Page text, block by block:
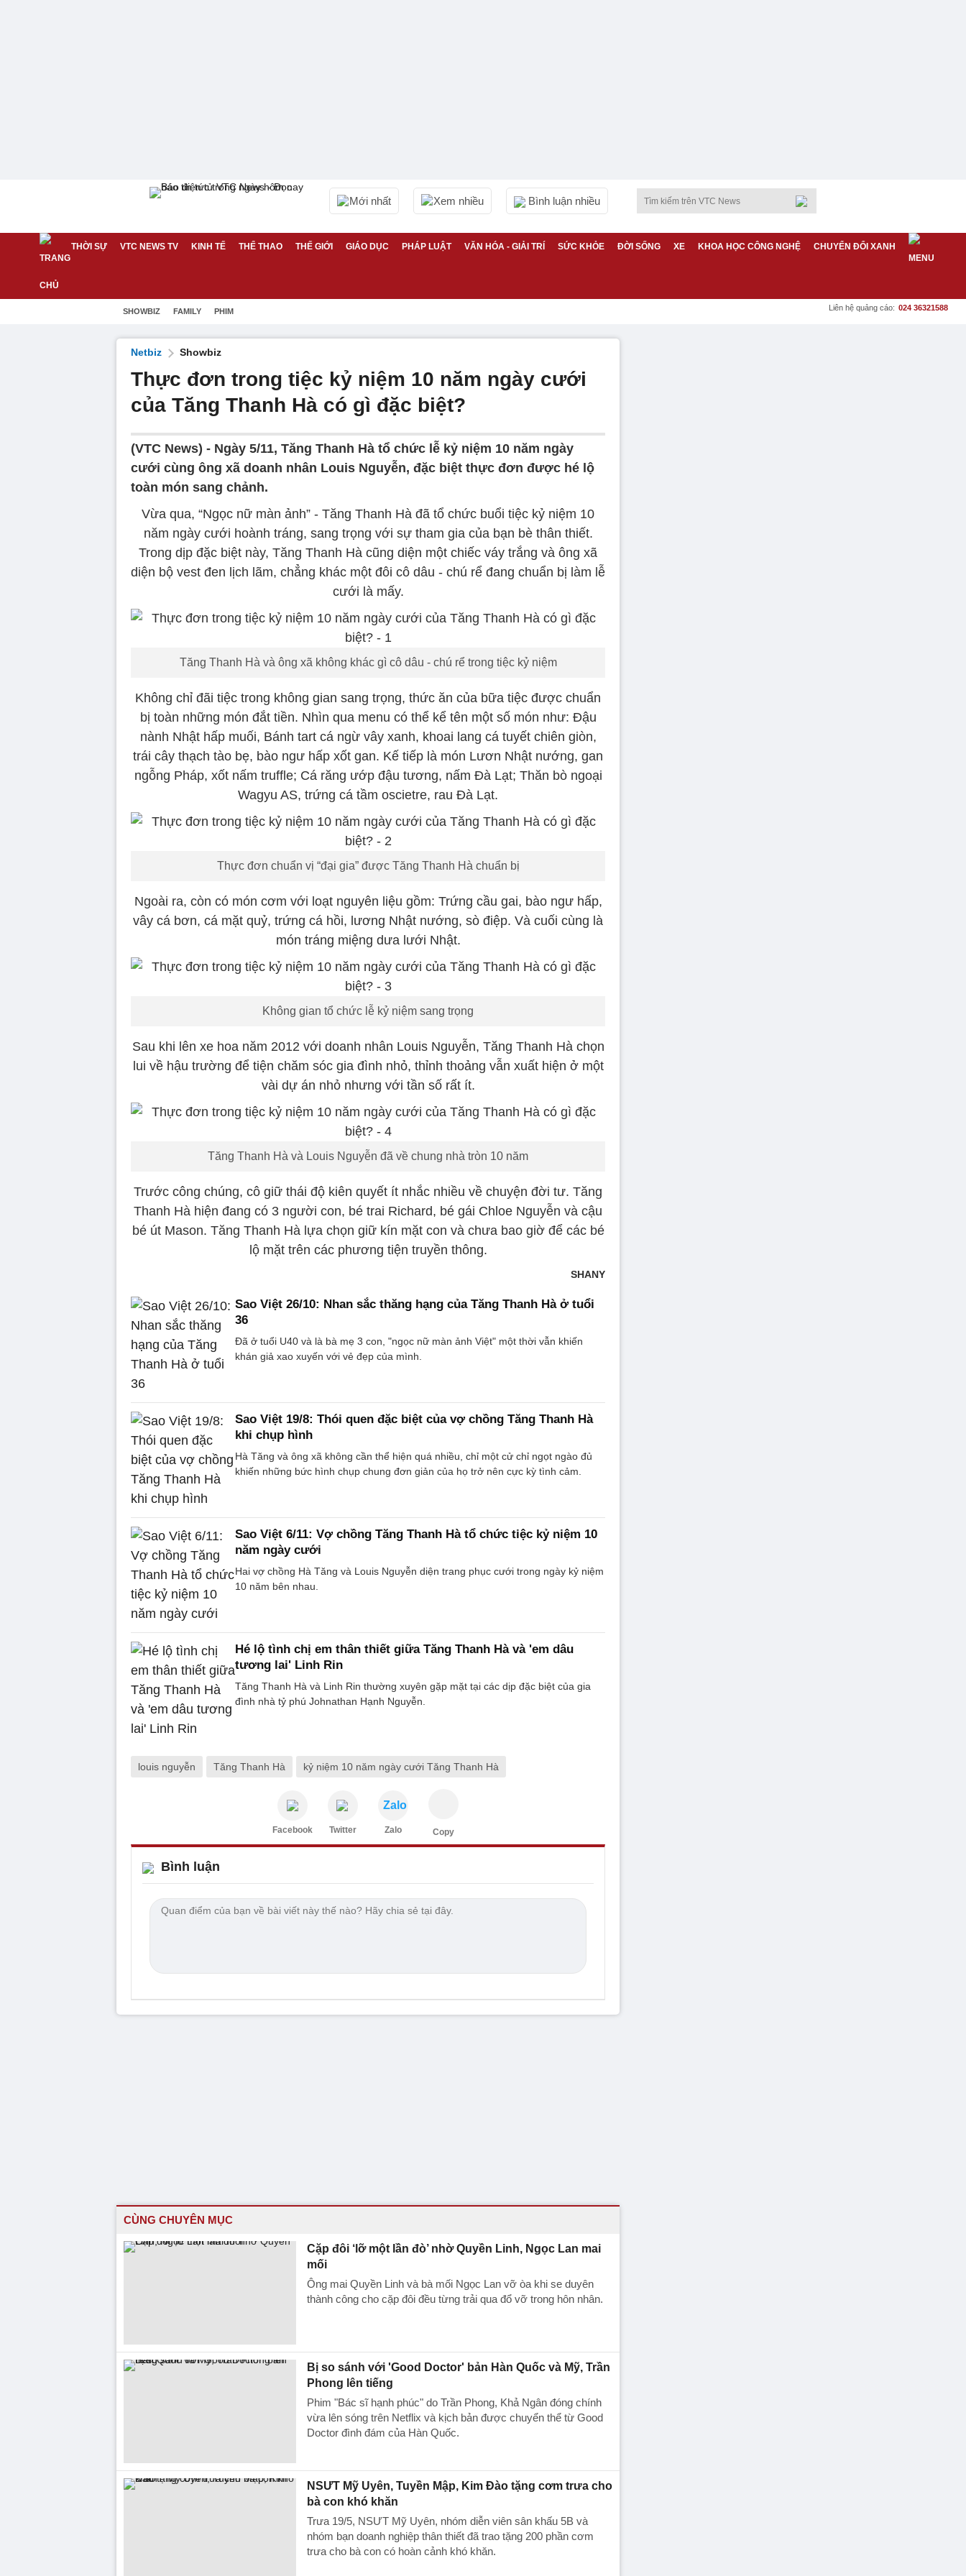
Mới nhất Xem nhiều Bình luận nhiều
THỜI SỰ VTC NEWS TV KINH TẾ THỂ THAO THẾ GIỚI GIÁO DỤC PHÁP LUẬT VĂN HÓA - GIẢI TRÍ SỨC KHỎE ĐỜI SỐNG XE KHOA HỌC CÔNG NGHỆ CHUYỂN ĐỔI XANH
SHOWBIZ FAMILY PHIM Liên hệ quảng cáo: 024 36321588
Netbiz Showbiz
Thực đơn trong tiệc kỷ niệm 10 năm ngày cưới
của Tăng Thanh Hà có gì đặc biệt?
(VTC News) - Ngày 5/11, Tăng Thanh Hà tổ chức lễ kỷ niệm 10 năm ngày
cưới cùng ông xã doanh nhân Louis Nguyễn, đặc biệt thực đơn được hé lộ
toàn món sang chảnh.
Vừa qua, “Ngọc nữ màn ảnh” - Tăng Thanh Hà đã tổ chức buổi tiệc kỷ niệm 10
năm ngày cưới hoành tráng, sang trọng với sự tham gia của bạn bè thân thiết.
Trong dịp đặc biệt này, Tăng Thanh Hà cũng diện một chiếc váy trắng và ông xã
diện bộ vest đen lịch lãm, chẳng khác một đôi cô dâu - chú rể đang chuẩn bị làm lễ
cưới là mấy.
Tăng Thanh Hà và ông xã không khác gì cô dâu - chú rể trong tiệc kỷ niệm
Không chỉ đãi tiệc trong không gian sang trọng, thức ăn của bữa tiệc được chuẩn
bị toàn những món đắt tiền. Nhìn qua menu có thể kể tên một số món như: Đậu
nành Nhật hấp muối, Bánh tart cá ngừ vây xanh, khoai lang cá tuyết chiên giòn,
trái cây thạch tào bẹ, bào ngư hấp xốt gan. Kế tiếp là món Lươn Nhật nướng, gan
ngỗng Pháp, xốt nấm truffle; Cá răng ướp đậu tương, nấm Đà Lạt; Thăn bò ngoại
Wagyu AS, trứng cá tầm oscietre, rau Đà Lạt.
Thực đơn chuẩn vị “đại gia” được Tăng Thanh Hà chuẩn bị
Ngoài ra, còn có món cơm với loạt nguyên liệu gồm: Trứng cầu gai, bào ngư hấp,
vây cá bơn, cá mặt quỷ, trứng cá hồi, lương Nhật nướng, sò điệp. Và cuối cùng là
món tráng miệng dưa lưới Nhật.
Không gian tổ chức lễ kỷ niệm sang trọng
Sau khi lên xe hoa năm 2012 với doanh nhân Louis Nguyễn, Tăng Thanh Hà chọn
lui về hậu trường để tiện chăm sóc gia đình nhỏ, thỉnh thoảng vẫn xuất hiện ở một
vài dự án nhỏ nhưng với tần số rất ít.
Tăng Thanh Hà và Louis Nguyễn đã về chung nhà tròn 10 năm
Trước công chúng, cô giữ thái độ kiên quyết ít nhắc nhiều về chuyện đời tư. Tăng
Thanh Hà hiện đang có 3 người con, bé trai Richard, bé gái Chloe Nguyễn và cậu
bé út Mason. Tăng Thanh Hà lựa chọn giữ kín mặt con và chưa bao giờ để các bé
lộ mặt trên các phương tiện truyền thông.
SHANY
Sao Việt 26/10: Nhan sắc thăng hạng của Tăng Thanh Hà ở tuổi
36
Đã ở tuổi U40 và là bà mẹ 3 con, "ngọc nữ màn ảnh Việt" một thời vẫn khiến
khán giả xao xuyến với vẻ đẹp của mình.
Sao Việt 19/8: Thói quen đặc biệt của vợ chồng Tăng Thanh Hà
khi chụp hình
Hà Tăng và ông xã không cần thể hiện quá nhiều, chỉ một cử chỉ ngọt ngào đủ
khiến những bức hình chụp chung đơn giản của họ trở nên cực kỳ tình cảm.
Sao Việt 6/11: Vợ chồng Tăng Thanh Hà tổ chức tiệc kỷ niệm 10
năm ngày cưới
Hai vợ chồng Hà Tăng và Louis Nguyễn diện trang phục cưới trong ngày kỷ niệm
10 năm bên nhau.
Hé lộ tình chị em thân thiết giữa Tăng Thanh Hà và 'em dâu
tương lai' Linh Rin
Tăng Thanh Hà và Linh Rin thường xuyên gặp mặt tại các dịp đặc biệt của gia
đình nhà tỷ phú Johnathan Hạnh Nguyễn.
louis nguyễn Tăng Thanh Hà kỷ niệm 10 năm ngày cưới Tăng Thanh Hà
Facebook Twitter
Zalo
Zalo Copy
Bình luận
CÙNG CHUYÊN MỤC
Cặp đôi ‘lỡ một lần đò’ nhờ Quyền Linh, Ngọc Lan mai
mối
Ông mai Quyền Linh và bà mối Ngọc Lan vỡ òa khi se duyên
thành công cho cặp đôi đều từng trải qua đổ vỡ trong hôn nhân.
Bị so sánh với 'Good Doctor' bản Hàn Quốc và Mỹ, Trần
Phong lên tiếng
Phim "Bác sĩ hạnh phúc" do Trần Phong, Khả Ngân đóng chính
vừa lên sóng trên Netflix và kịch bản được chuyển thể từ Good
Doctor đình đám của Hàn Quốc.
NSƯT Mỹ Uyên, Tuyền Mập, Kim Đào tặng cơm trưa cho
bà con khó khăn
Trưa 19/5, NSƯT Mỹ Uyên, nhóm diễn viên sân khấu 5B và
nhóm bạn doanh nghiệp thân thiết đã trao tặng 200 phần cơm
trưa cho bà con có hoàn cảnh khó khăn.